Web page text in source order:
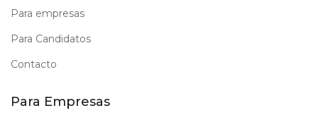
Para empresas
Para Candidatos
Contacto
Para Empresas